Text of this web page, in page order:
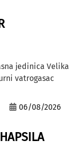
jedinica Velika
vatrogasac
06/08/2026